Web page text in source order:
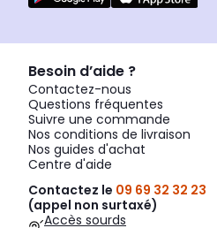
Besoin d’aide ?
Contactez-nous
Questions fréquentes
Suivre une commande
Nos conditions de livraison
Nos guides d'achat
Centre d'aide
Contactez le 09 69 32 32 23
(appel non surtaxé)
Accès sourds